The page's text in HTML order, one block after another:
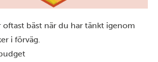
oftast bäst när du har tänkt igenom
i förväg.